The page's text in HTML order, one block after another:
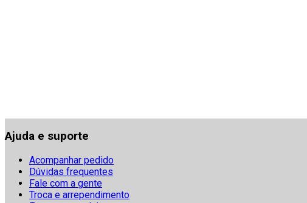
Ajuda e suporte
Acompanhar pedido
Dúvidas frequentes
Fale com a gente
Troca e arrependimento